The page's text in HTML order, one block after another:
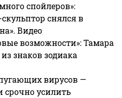
спойлеров»:
снялся в
Видео
возможности»: Тамара
знаков зодиака
вирусов —
срочно усилить